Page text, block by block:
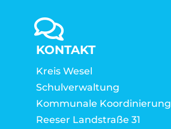
KONTAKT
Kreis Wesel
Schulverwaltung
Kommunale Koordinierung
Reeser Landstraße 31